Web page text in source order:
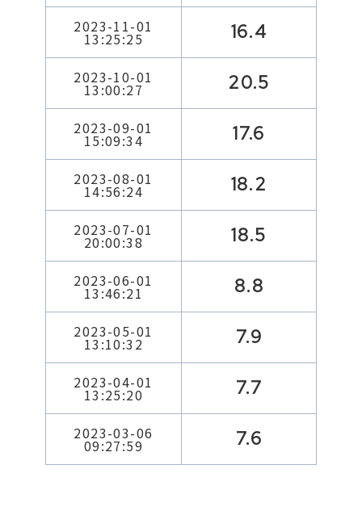
2023-11-01
13:25:25 16.4
2023-10-01
13:00:27 20.5
2023-09-01
15:09:34 17.6
2023-08-01
14:56:24 18.2
2023-07-01
20:00:38 18.5
2023-06-01
13:46:21 8.8
2023-05-01
13:10:32 7.9
2023-04-01
13:25:20 7.7
2023-03-06
09:27:59 7.6